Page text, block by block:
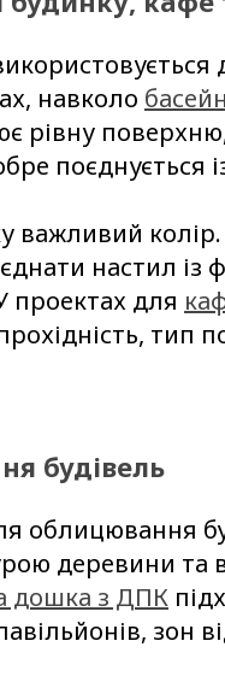
навколо
рівну
поєднується
важливий
настил
для
тип
будівель
облицювання
деревини та
дошка з ДПК
зон